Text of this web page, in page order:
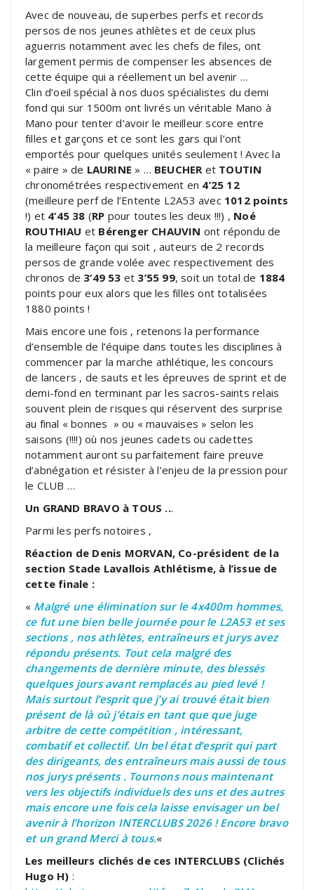
Avec de nouveau, de superbes perfs et records
persos de nos jeunes athlètes et de ceux plus
aguerris notamment avec les chefs de files, ont
largement permis de compenser les absences de
cette équipe qui a réellement un bel avenir …
Clin d’oeil spécial à nos duos spécialistes du demi
fond qui sur 1500m ont livrés un véritable Mano à
Mano pour tenter d’avoir le meilleur score entre
filles et garçons et ce sont les gars qui l’ont
emportés pour quelques unités seulement ! Avec la
« paire » de LAURINE » … BEUCHER et TOUTIN
chronométrées respectivement en 4’25 12
(meilleure perf de l’Entente L2A53 avec 1012 points
!) et 4’45 38 (RP pour toutes les deux !!!) , Noé
ROUTHIAU et Bérenger CHAUVIN ont répondu de
la meilleure façon qui soit , auteurs de 2 records
persos de grande volée avec respectivement des
chronos de 3’49 53 et 3’55 99, soit un total de 1884
points pour eux alors que les filles ont totalisées
1880 points !
Mais encore une fois , retenons la performance
d’ensemble de l’équipe dans toutes les disciplines à
commencer par la marche athlétique, les concours
de lancers , de sauts et les épreuves de sprint et de
demi-fond en terminant par les sacros-saints relais
souvent plein de risques qui réservent des surprise
au final « bonnes » ou « mauvaises » selon les
saisons (!!!!) où nos jeunes cadets ou cadettes
notamment auront su parfaitement faire preuve
d’abnégation et résister à l’enjeu de la pression pour
le CLUB …
Un GRAND BRAVO à TOUS ...
Parmi les perfs notoires ,
Réaction de Denis MORVAN, Co-président de la
section Stade Lavallois Athlétisme, à l’issue de
cette finale :
« Malgré une élimination sur le 4x400m hommes,
ce fut une bien belle journée pour le L2A53 et ses
sections , nos athlètes, entraîneurs et jurys avez
répondu présents. Tout cela malgré des
changements de dernière minute, des blessés
quelques jours avant remplacés au pied levé !
Mais surtout l’esprit que j’y ai trouvé était bien
présent de là où j’étais en tant que que juge
arbitre de cette compétition , intéressant,
combatif et collectif. Un bel état d’esprit qui part
des dirigeants, des entraîneurs mais aussi de tous
nos jurys présents . Tournons nous maintenant
vers les objectifs individuels des uns et des autres
mais encore une fois cela laisse envisager un bel
avenir à l’horizon INTERCLUBS 2026 ! Encore bravo
et un grand Merci à tous.«
Les meilleurs clichés de ces INTERCLUBS (Clichés
Hugo H) :